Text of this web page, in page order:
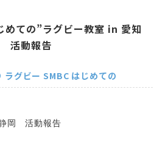
ての”ラグビー教室 in 愛知
活動報告
ラグビー SMBC はじめての